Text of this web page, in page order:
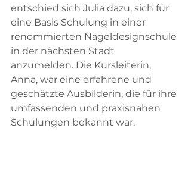
entschied sich Julia dazu, sich für
eine Basis Schulung in einer
renommierten Nageldesignschule
in der nächsten Stadt
anzumelden. Die Kursleiterin,
Anna, war eine erfahrene und
geschätzte Ausbilderin, die für ihre
umfassenden und praxisnahen
Schulungen bekannt war.